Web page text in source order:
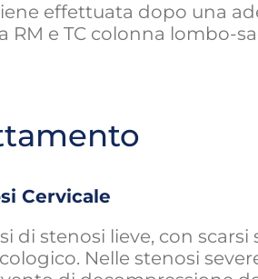
effettuata dopo una
RM e TC colonna lombo-
Cervicale
di stenosi lieve, con
Nelle stenosi